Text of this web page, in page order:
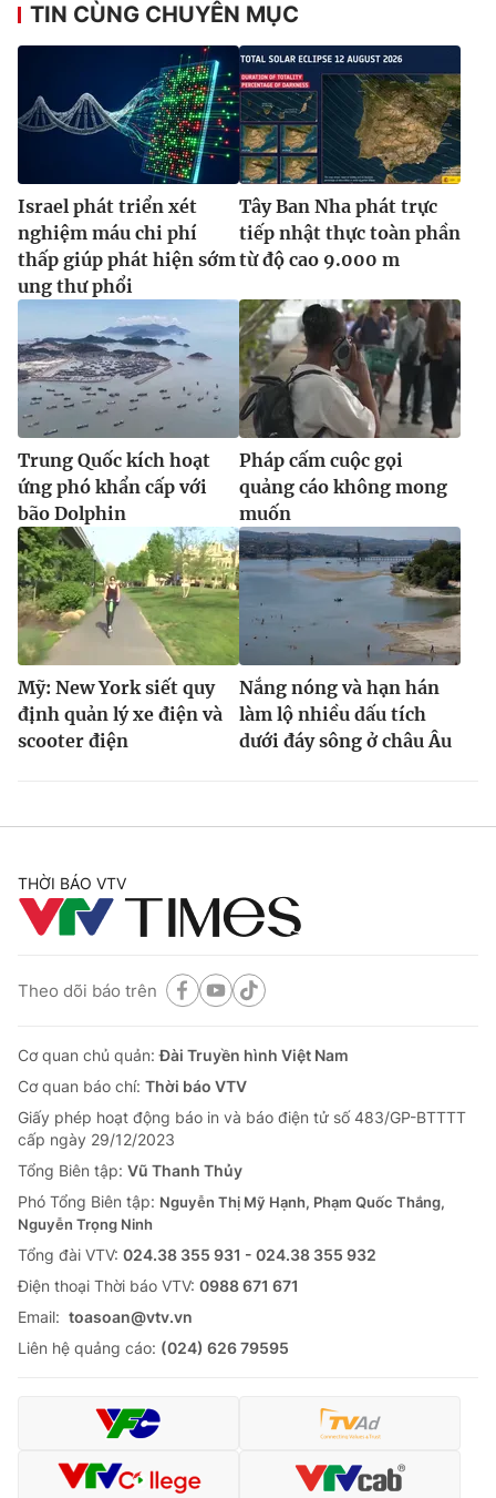
TIN CÙNG CHUYÊN MỤC
Israel phát triển xét
nghiệm máu chi phí
thấp giúp phát hiện sớm
ung thư phổi
Tây Ban Nha phát trực
tiếp nhật thực toàn phần
từ độ cao 9.000 m
Trung Quốc kích hoạt
ứng phó khẩn cấp với
bão Dolphin
Pháp cấm cuộc gọi
quảng cáo không mong
muốn
Mỹ: New York siết quy
định quản lý xe điện và
scooter điện
Nắng nóng và hạn hán
làm lộ nhiều dấu tích
dưới đáy sông ở châu Âu
THỜI BÁO VTV
Theo dõi báo trên
Cơ quan chủ quản:Đài Truyền hình Việt Nam
Cơ quan báo chí: Thời báo VTV
Giấy phép hoạt động báo in và báo điện tử số 483/GP-BTTTT
cấp ngày 29/12/2023
Tổng Biên tập: Vũ Thanh Thủy
Phó Tổng Biên tập: Nguyễn Thị Mỹ Hạnh, Phạm Quốc Thắng,
Nguyễn Trọng Ninh
Tổng đài VTV: 024.38 355 931 - 024.38 355 932
Ðiện thoại Thời báo VTV: 0988 671 671
Email: toasoan@vtv.vn
Liên hệ quảng cáo: (024) 626 79595